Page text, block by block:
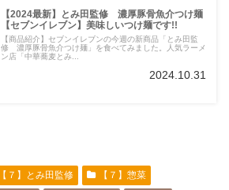
【2024最新】とみ田監修 濃厚豚骨魚介つけ麺
【セブンイレブン】美味しいつけ麺です!!
【商品紹介】セブンイレブンの今週の新商品「とみ田監
修 濃厚豚骨魚介つけ麺」を食べてみました。人気ラーメ
ン店「中華蕎麦とみ...
2024.10.31
【７】とみ田監修
【７】惣菜